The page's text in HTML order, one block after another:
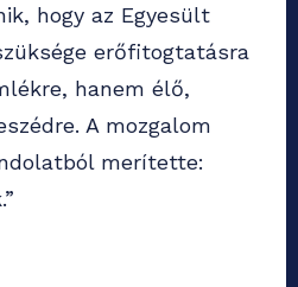
hogy az Egyesült
erőfitogtatásra
hanem élő,
A mozgalom
merítette: